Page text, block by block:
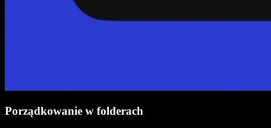
Porządkowanie w folderach